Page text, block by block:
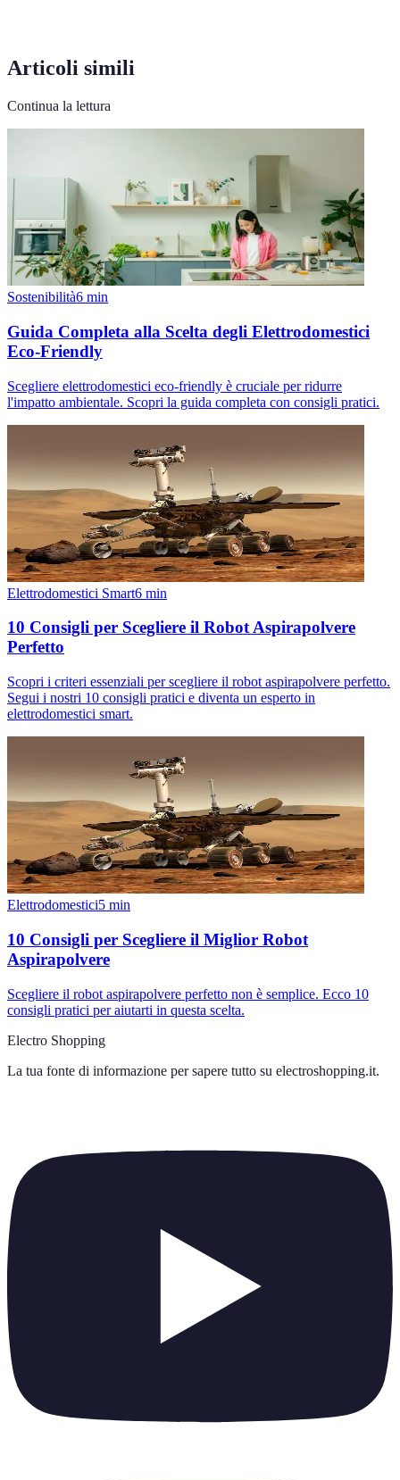
Articoli simili
Continua la lettura
Sostenibilità6 min
Guida Completa alla Scelta degli Elettrodomestici
Eco-Friendly
Scegliere elettrodomestici eco-friendly è cruciale per ridurre
l'impatto ambientale. Scopri la guida completa con consigli pratici.
Elettrodomestici Smart6 min
10 Consigli per Scegliere il Robot Aspirapolvere
Perfetto
Scopri i criteri essenziali per scegliere il robot aspirapolvere perfetto.
Segui i nostri 10 consigli pratici e diventa un esperto in
elettrodomestici smart.
Elettrodomestici5 min
10 Consigli per Scegliere il Miglior Robot
Aspirapolvere
Scegliere il robot aspirapolvere perfetto non è semplice. Ecco 10
consigli pratici per aiutarti in questa scelta.
Electro Shopping
La tua fonte di informazione per sapere tutto su electroshopping.it.